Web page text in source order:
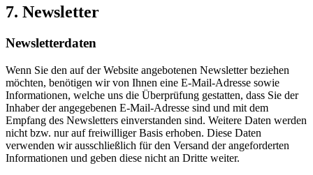
7. Newsletter
Newsletterdaten
Wenn Sie den auf der Website angebotenen Newsletter beziehen
möchten, benötigen wir von Ihnen eine E-Mail-Adresse sowie
Informationen, welche uns die Überprüfung gestatten, dass Sie der
Inhaber der angegebenen E-Mail-Adresse sind und mit dem
Empfang des Newsletters einverstanden sind. Weitere Daten werden
nicht bzw. nur auf freiwilliger Basis erhoben. Diese Daten
verwenden wir ausschließlich für den Versand der angeforderten
Informationen und geben diese nicht an Dritte weiter.